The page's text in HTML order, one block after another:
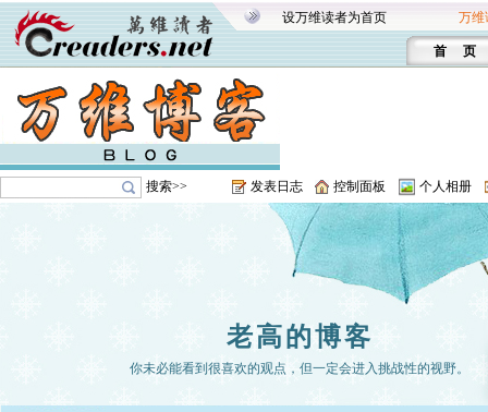
设万维读者为首页 万维
首 页
搜索>> 发表日志 控制面板 个人相册
老高的博客
你未必能看到很喜欢的观点，但一定会进入挑战性的视野。